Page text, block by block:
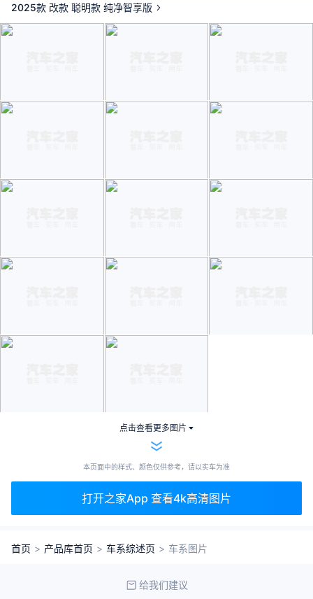
2025款 改款 聪明款 纯净智享版
点击查看更多图片
本页面中的样式、颜色仅供参考，请以实车为准
打开之家App 查看4k高清图片
首页 > 产品库首页 > 车系综述页 > 车系图片
给我们建议